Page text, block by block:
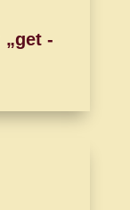
„get -